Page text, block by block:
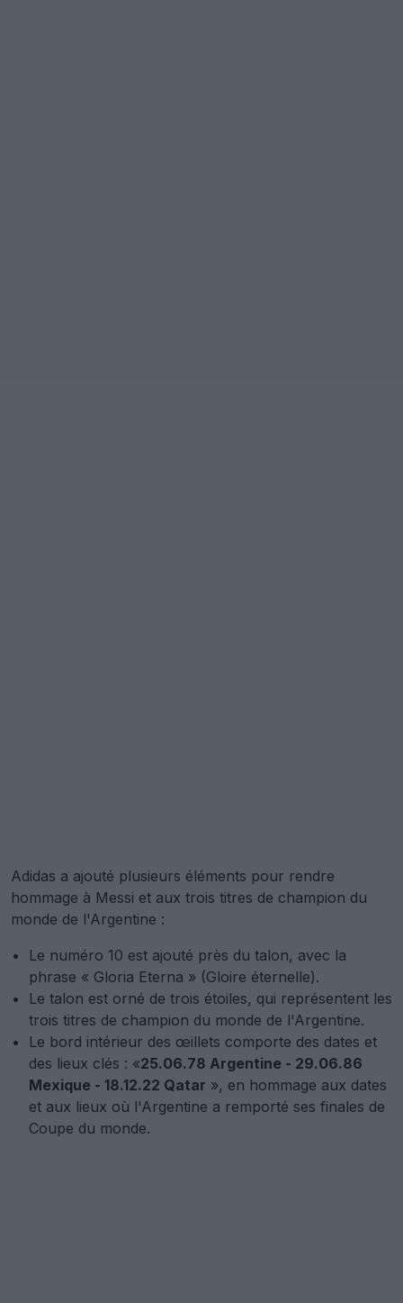
Adidas a ajouté plusieurs éléments pour rendre
hommage à Messi et aux trois titres de champion du
monde de l'Argentine :
Le numéro 10 est ajouté près du talon, avec la
phrase « Gloria Eterna » (Gloire éternelle).
Le talon est orné de trois étoiles, qui représentent les
trois titres de champion du monde de l'Argentine.
Le bord intérieur des œillets comporte des dates et
des lieux clés : «25.06.78 Argentine - 29.06.86
Mexique - 18.12.22 Qatar », en hommage aux dates
et aux lieux où l'Argentine a remporté ses finales de
Coupe du monde.